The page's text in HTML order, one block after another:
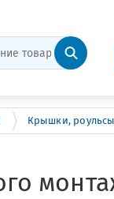
Крышки,